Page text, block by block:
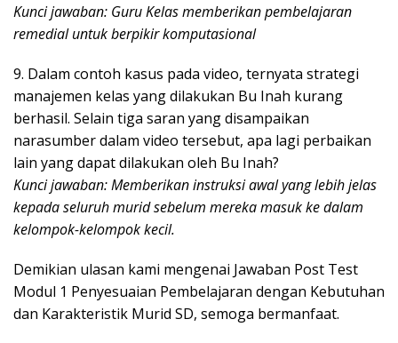
Kunci jawaban: Guru Kelas memberikan pembelajaran
remedial untuk berpikir komputasional
9. Dalam contoh kasus pada video, ternyata strategi
manajemen kelas yang dilakukan Bu Inah kurang
berhasil. Selain tiga saran yang disampaikan
narasumber dalam video tersebut, apa lagi perbaikan
lain yang dapat dilakukan oleh Bu Inah?
Kunci jawaban: Memberikan instruksi awal yang lebih jelas
kepada seluruh murid sebelum mereka masuk ke dalam
kelompok-kelompok kecil.
Demikian ulasan kami mengenai Jawaban Post Test
Modul 1 Penyesuaian Pembelajaran dengan Kebutuhan
dan Karakteristik Murid SD, semoga bermanfaat.